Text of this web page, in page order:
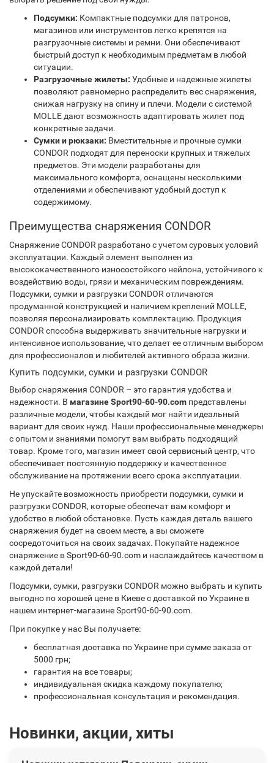
Подсумки: Компактные подсумки для патронов,
магазинов или инструментов легко крепятся на
разгрузочные системы и ремни. Они обеспечивают
быстрый доступ к необходимым предметам в любой
ситуации.
Разгрузочные жилеты: Удобные и надежные жилеты
позволяют равномерно распределить вес снаряжения,
снижая нагрузку на спину и плечи. Модели с системой
MOLLE дают возможность адаптировать жилет под
конкретные задачи.
Сумки и рюкзаки: Вместительные и прочные сумки
CONDOR подходят для переноски крупных и тяжелых
предметов. Эти модели разработаны для
максимального комфорта, оснащены несколькими
отделениями и обеспечивают удобный доступ к
содержимому.
Преимущества снаряжения CONDOR
Снаряжение CONDOR разработано с учетом суровых условий
эксплуатации. Каждый элемент выполнен из
высококачественного износостойкого нейлона, устойчивого к
воздействию воды, грязи и механическим повреждениям.
Подсумки, сумки и разгрузки CONDOR отличаются
продуманной конструкцией и наличием креплений MOLLE,
позволяя персонализировать комплектацию. Продукция
CONDOR способна выдерживать значительные нагрузки и
интенсивное использование, что делает ее отличным выбором
для профессионалов и любителей активного образа жизни.
Купить подсумки, сумки и разгрузки CONDOR
Выбор снаряжения CONDOR – это гарантия удобства и
надежности. В магазине Sport90-60-90.com представлены
различные модели, чтобы каждый мог найти идеальный
вариант для своих нужд. Наши профессиональные менеджеры
с опытом и знаниями помогут вам выбрать подходящий
товар. Кроме того, магазин имеет свой сервисный центр, что
обеспечивает постоянную поддержку и качественное
обслуживание на протяжении всего срока эксплуатации.
Не упускайте возможность приобрести подсумки, сумки и
разгрузки CONDOR, которые обеспечат вам комфорт и
удобство в любой обстановке. Пусть каждая деталь вашего
снаряжения будет на своем месте, а вы сможете
сосредоточиться на своих задачах. Покупайте надежное
снаряжение в Sport90-60-90.com и наслаждайтесь качеством в
каждой детали!
Подсумки, сумки, разгрузки CONDOR можно выбрать и купить
выгодно по хорошей цене в Киеве с доставкой по Украине в
нашем интернет-магазине Sport90-60-90.com.
При покупке у нас Вы получаете:
бесплатная доставка по Украине при сумме заказа от
5000 грн;
гарантия на все товары;
индивидуальная скидка каждому покупателю;
профессиональная консультация и рекомендация.
Новинки, акции, хиты